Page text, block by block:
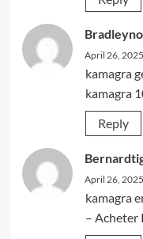
April 26,
kamagra
kamagra
Reply
April 26,
kamagra
– Acheter